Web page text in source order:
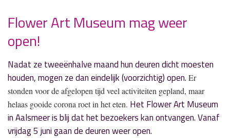
« Vorig nieuwsbericht
'Let’s go' Super Juf & Meester Verkiezing
25 mei 2020
Historische tuin opent zijn deuren weer
25 mei 2020
Flower Art Museum mag weer
open!
Nadat ze tweeënhalve maand hun deuren dicht moesten
houden, mogen ze dan eindelijk (voorzichtig) open. Er
stonden voor de afgelopen tijd veel activiteiten gepland, maar
helaas gooide corona roet in het eten. Het Flower Art Museum
in Aalsmeer is blij dat het bezoekers kan ontvangen. Vanaf
vrijdag 5 juni gaan de deuren weer open.